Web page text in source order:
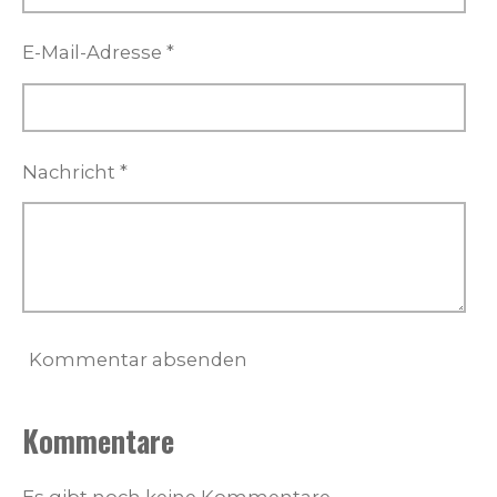
E-Mail-Adresse *
Nachricht *
Kommentar absenden
Kommentare